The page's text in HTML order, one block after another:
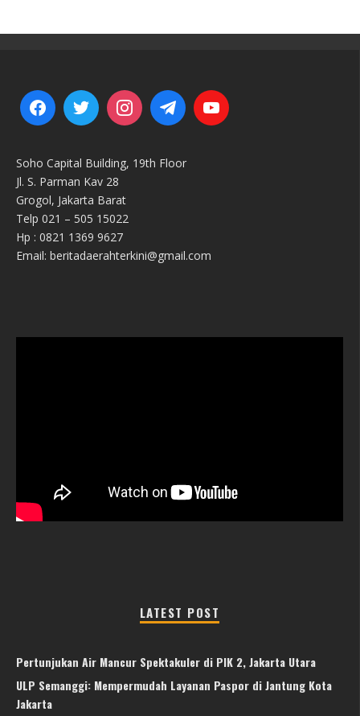
Soho Capital Building, 19th Floor
Jl. S. Parman Kav 28
Grogol, Jakarta Barat
Telp 021 – 505 15022
Hp : 0821 1369 9627
Email: beritadaerahterkini@gmail.com
LATEST POST
Pertunjukan Air Mancur Spektakuler di PIK 2, Jakarta Utara
ULP Semanggi: Mempermudah Layanan Paspor di Jantung Kota
Jakarta